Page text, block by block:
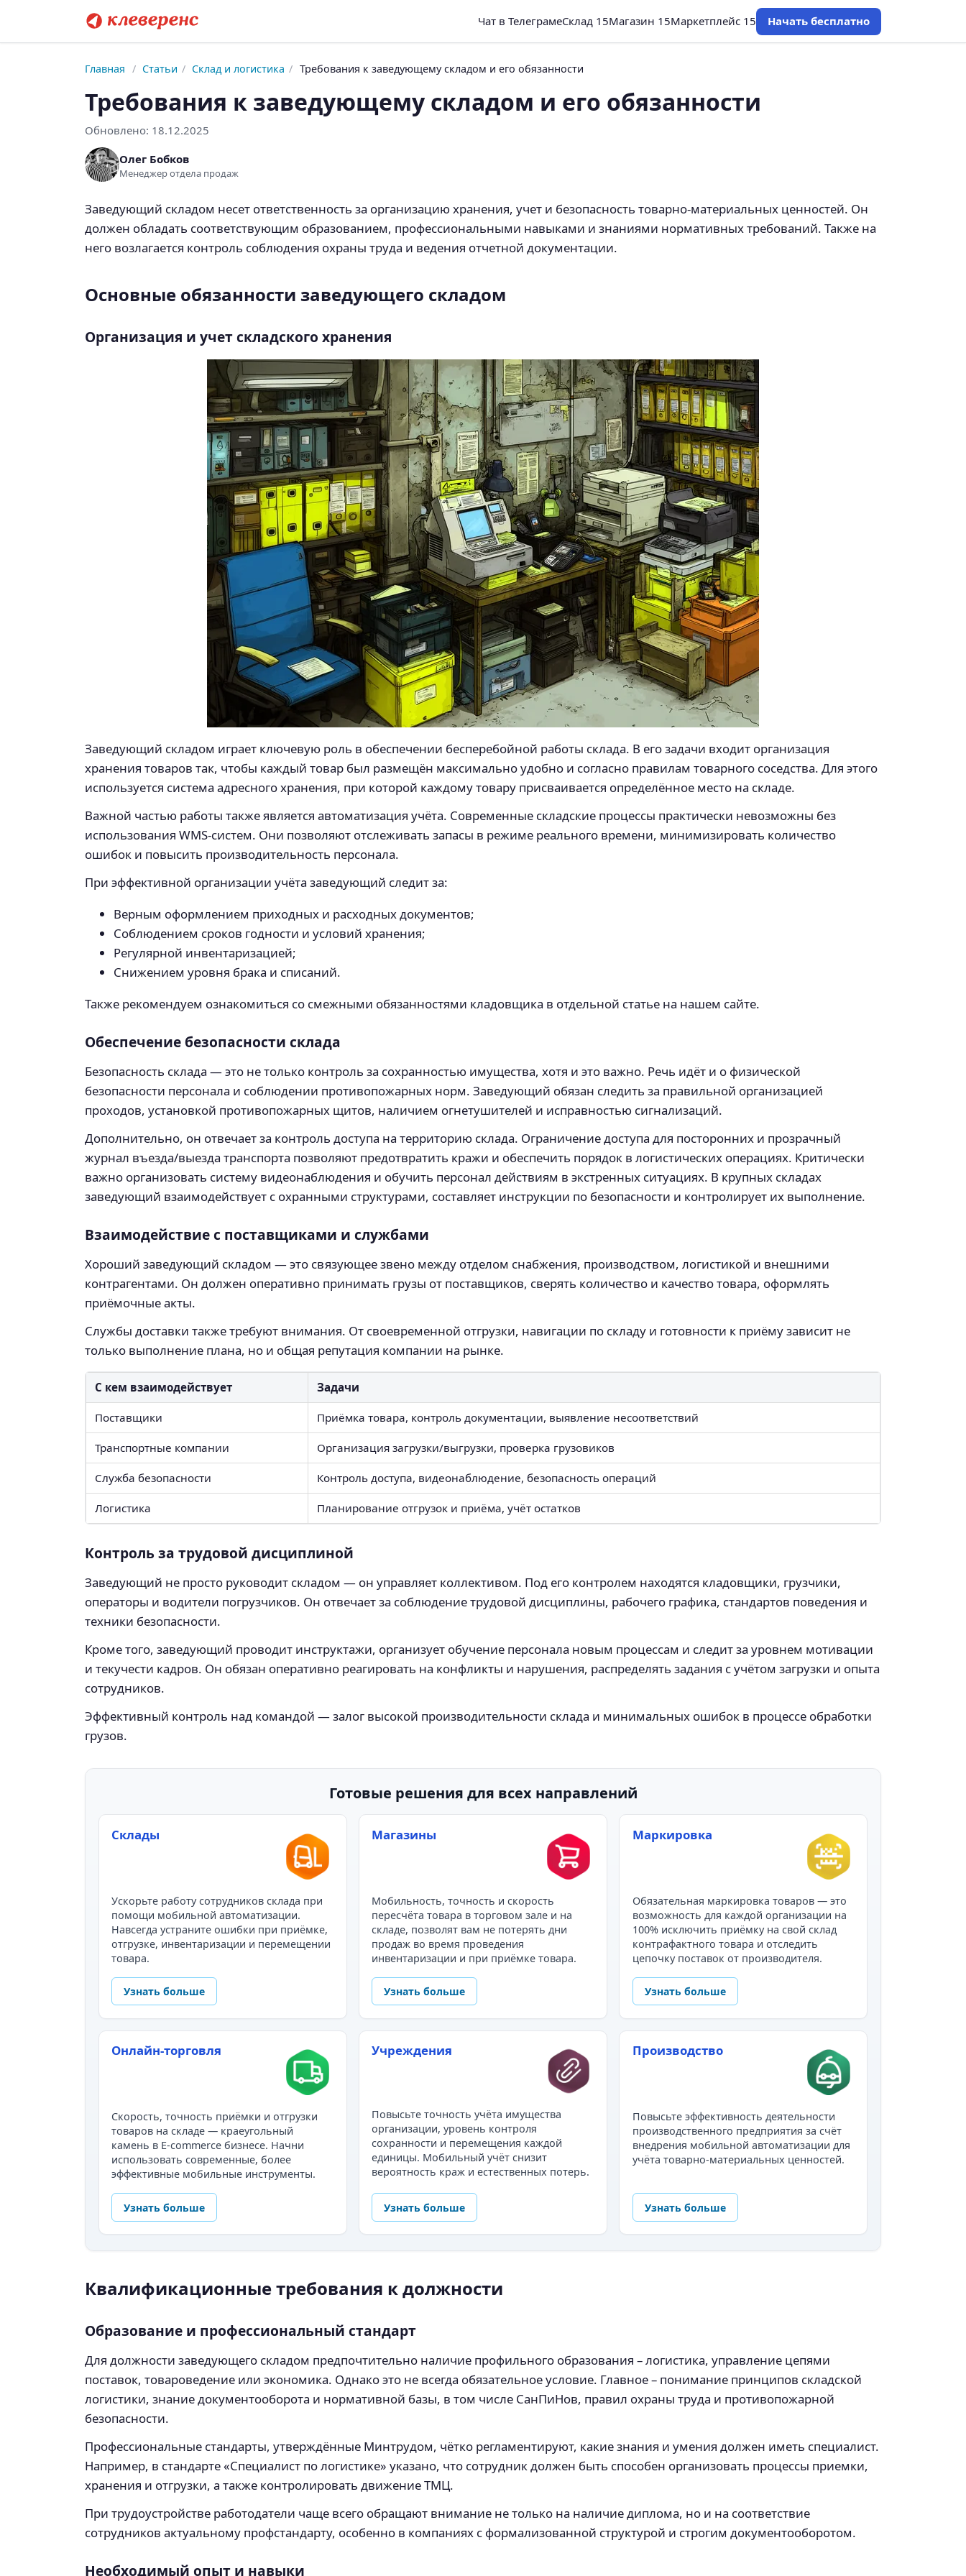
Чат в ТелеграмеСклад 15Магазин 15Маркетплейс 15 Начать бесплатно
Главная / Статьи / Склад и логистика / Требования к заведующему складом и его обязанности
Требования к заведующему складом и его обязанности
Обновлено: 18.12.2025
Олег Бобков
Менеджер отдела продаж
Заведующий складом несет ответственность за организацию хранения, учет и безопасность товарно-материальных ценностей. Он
должен обладать соответствующим образованием, профессиональными навыками и знаниями нормативных требований. Также на
него возлагается контроль соблюдения охраны труда и ведения отчетной документации.
Основные обязанности заведующего складом
Организация и учет складского хранения
Заведующий складом играет ключевую роль в обеспечении бесперебойной работы склада. В его задачи входит организация
хранения товаров так, чтобы каждый товар был размещён максимально удобно и согласно правилам товарного соседства. Для этого
используется система адресного хранения, при которой каждому товару присваивается определённое место на складе.
Важной частью работы также является автоматизация учёта. Современные складские процессы практически невозможны без
использования WMS-систем. Они позволяют отслеживать запасы в режиме реального времени, минимизировать количество
ошибок и повысить производительность персонала.
При эффективной организации учёта заведующий следит за:
Верным оформлением приходных и расходных документов;
Соблюдением сроков годности и условий хранения;
Регулярной инвентаризацией;
Снижением уровня брака и списаний.
Также рекомендуем ознакомиться со смежными обязанностями кладовщика в отдельной статье на нашем сайте.
Обеспечение безопасности склада
Безопасность склада — это не только контроль за сохранностью имущества, хотя и это важно. Речь идёт и о физической
безопасности персонала и соблюдении противопожарных норм. Заведующий обязан следить за правильной организацией
проходов, установкой противопожарных щитов, наличием огнетушителей и исправностью сигнализаций.
Дополнительно, он отвечает за контроль доступа на территорию склада. Ограничение доступа для посторонних и прозрачный
журнал въезда/выезда транспорта позволяют предотвратить кражи и обеспечить порядок в логистических операциях. Критически
важно организовать систему видеонаблюдения и обучить персонал действиям в экстренных ситуациях. В крупных складах
заведующий взаимодействует с охранными структурами, составляет инструкции по безопасности и контролирует их выполнение.
Взаимодействие с поставщиками и службами
Хороший заведующий складом — это связующее звено между отделом снабжения, производством, логистикой и внешними
контрагентами. Он должен оперативно принимать грузы от поставщиков, сверять количество и качество товара, оформлять
приёмочные акты.
Службы доставки также требуют внимания. От своевременной отгрузки, навигации по складу и готовности к приёму зависит не
только выполнение плана, но и общая репутация компании на рынке.
С кем взаимодействует Задачи
Поставщики Приёмка товара, контроль документации, выявление несоответствий
Транспортные компании Организация загрузки/выгрузки, проверка грузовиков
Служба безопасности Контроль доступа, видеонаблюдение, безопасность операций
Логистика Планирование отгрузок и приёма, учёт остатков
Контроль за трудовой дисциплиной
Заведующий не просто руководит складом — он управляет коллективом. Под его контролем находятся кладовщики, грузчики,
операторы и водители погрузчиков. Он отвечает за соблюдение трудовой дисциплины, рабочего графика, стандартов поведения и
техники безопасности.
Кроме того, заведующий проводит инструктажи, организует обучение персонала новым процессам и следит за уровнем мотивации
и текучести кадров. Он обязан оперативно реагировать на конфликты и нарушения, распределять задания с учётом загрузки и опыта
сотрудников.
Эффективный контроль над командой — залог высокой производительности склада и минимальных ошибок в процессе обработки
грузов.
Готовые решения для всех направлений
Склады
Ускорьте работу сотрудников склада при
помощи мобильной автоматизации.
Навсегда устраните ошибки при приёмке,
отгрузке, инвентаризации и перемещении
товара.
Узнать больше
Магазины
Мобильность, точность и скорость
пересчёта товара в торговом зале и на
складе, позволят вам не потерять дни
продаж во время проведения
инвентаризации и при приёмке товара.
Узнать больше
Маркировка
Обязательная маркировка товаров — это
возможность для каждой организации на
100% исключить приёмку на свой склад
контрафактного товара и отследить
цепочку поставок от производителя.
Узнать больше
Онлайн-торговля
Скорость, точность приёмки и отгрузки
товаров на складе — краеугольный
камень в E-commerce бизнесе. Начни
использовать современные, более
эффективные мобильные инструменты.
Узнать больше
Учреждения
Повысьте точность учёта имущества
организации, уровень контроля
сохранности и перемещения каждой
единицы. Мобильный учёт снизит
вероятность краж и естественных потерь.
Узнать больше
Производство
Повысьте эффективность деятельности
производственного предприятия за счёт
внедрения мобильной автоматизации для
учёта товарно-материальных ценностей.
Узнать больше
Квалификационные требования к должности
Образование и профессиональный стандарт
Для должности заведующего складом предпочтительно наличие профильного образования – логистика, управление цепями
поставок, товароведение или экономика. Однако это не всегда обязательное условие. Главное – понимание принципов складской
логистики, знание документооборота и нормативной базы, в том числе СанПиНов, правил охраны труда и противопожарной
безопасности.
Профессиональные стандарты, утверждённые Минтрудом, чётко регламентируют, какие знания и умения должен иметь специалист.
Например, в стандарте «Специалист по логистике» указано, что сотрудник должен быть способен организовать процессы приемки,
хранения и отгрузки, а также контролировать движение ТМЦ.
При трудоустройстве работодатели чаще всего обращают внимание не только на наличие диплома, но и на соответствие
сотрудников актуальному профстандарту, особенно в компаниях с формализованной структурой и строгим документооборотом.
Необходимый опыт и навыки